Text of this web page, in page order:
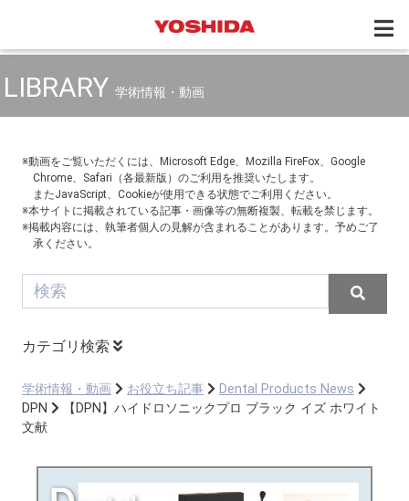
LIBRARY 学術情報・動画
※動画をご覧いただくには、Microsoft Edge、Mozilla FireFox、Google
Chrome、Safari（各最新版）のご利用を推奨いたします。
またJavaScript、Cookieが使用できる状態でご利用ください。
※本サイトに掲載されている記事・画像等の無断複製、転載を禁じます。
※掲載内容には、執筆者個人の見解が含まれることがあります。予めご了
承ください。
カテゴリ検索
学術情報・動画 お役立ち記事
Dental Products News
DPN
【DPN】ハイドロソニックプロ ブラック イズ ホワイト
文献